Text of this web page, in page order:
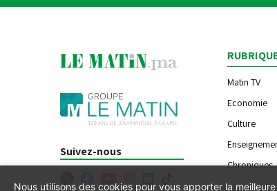
Suivez-nous
Matin TV
Economie
Culture
Chroniques
Nous utilisons des cookies pour vous apporter la